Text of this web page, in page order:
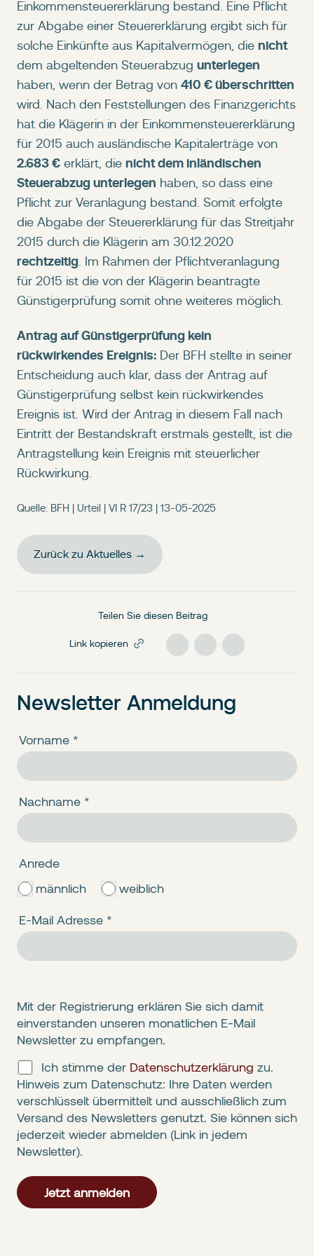
Einkommensteuererklärung bestand. Eine Pflicht
zur Abgabe einer Steuererklärung ergibt sich für
solche Einkünfte aus Kapitalvermögen, die nicht
dem abgeltenden Steuerabzug unterlegen
haben, wenn der Betrag von 410 € überschritten
wird. Nach den Feststellungen des Finanzgerichts
hat die Klägerin in der Einkommensteuererklärung
für 2015 auch ausländische Kapitalerträge von
2.683 € erklärt, die nicht dem inländischen
Steuerabzug unterlegen haben, so dass eine
Pflicht zur Veranlagung bestand. Somit erfolgte
die Abgabe der Steuererklärung für das Streitjahr
2015 durch die Klägerin am 30.12.2020
rechtzeitig . Im Rahmen der Pflichtveranlagung
für 2015 ist die von der Klägerin beantragte
Günstigerprüfung somit ohne weiteres möglich.
Antrag auf Günstigerprüfung kein
rückwirkendes Ereignis: Der BFH stellte in seiner
Entscheidung auch klar, dass der Antrag auf
Günstigerprüfung selbst kein rückwirkendes
Ereignis ist. Wird der Antrag in diesem Fall nach
Eintritt der Bestandskraft erstmals gestellt, ist die
Antragstellung kein Ereignis mit steuerlicher
Rückwirkung.
Quelle: BFH | Urteil | VI R 17/23 | 13-05-2025
Zurück zu Aktuelles →
Teilen Sie diesen Beitrag
Link kopieren
Newsletter Anmeldung